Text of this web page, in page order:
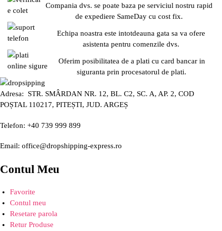
Compania dvs. se poate baza pe serviciul nostru rapid
de expediere SameDay cu cost fix.
Echipa noastra este intotdeauna gata sa va ofere
asistenta pentru comenzile dvs.
Oferim posibilitatea de a plati cu card bancar in
siguranta prin procesatorul de plati.
Adresa: STR. SMÂRDAN NR. 12, BL. C2, SC. A, AP. 2, COD
POȘTAL 110217, PITEȘTI, JUD. ARGEȘ
Telefon: +40 739 999 899
Email: office@dropshipping-express.ro
Contul Meu
Favorite
Contul meu
Resetare parola
Retur Produse